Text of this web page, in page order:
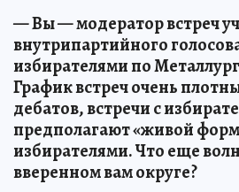
— Вы — модератор встреч
внутрипартийного
избирателями по
График встреч очень
дебатов, встречи с
предполагают «живой
избирателями. Что еще
вверенном вам округе?